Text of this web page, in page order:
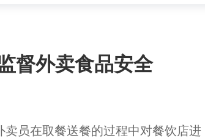
督外卖食品安全
员在取餐送餐的过程中对餐饮店进